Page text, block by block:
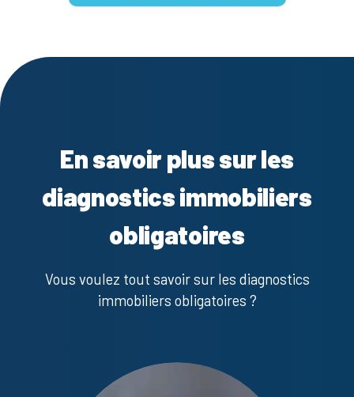
En savoir plus sur les
diagnostics immobiliers
obligatoires
Vous voulez tout savoir sur les diagnostics
immobiliers obligatoires ?